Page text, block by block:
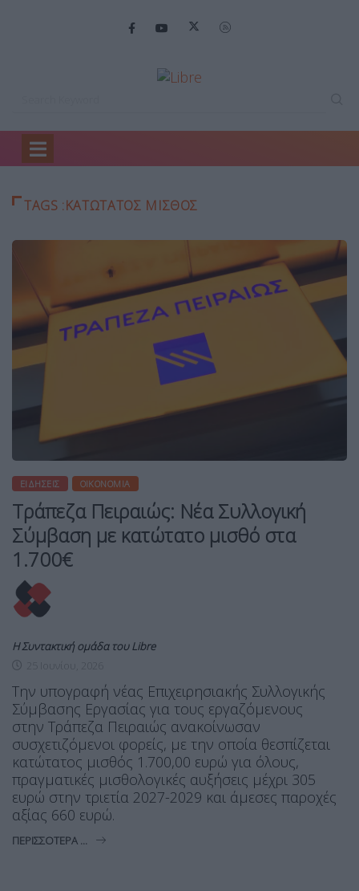
Home
TAGS :ΚΑΤΩΤΑΤΟΣ ΜΙΣΘΟΣ
ΕΙΔΉΣΕΙΣ ΟΙΚΟΝΟΜΊΑ
Τράπεζα Πειραιώς: Νέα Συλλογική
Σύμβαση με κατώτατο μισθό στα
1.700€
Η Συντακτική ομάδα του Libre
Tην υπογραφή νέας Επιχειρησιακής Συλλογικής
Σύμβασης Εργασίας για τους εργαζόμενους
στην Τράπεζα Πειραιώς ανακοίνωσαν
συσχετιζόμενοι φορείς, με την οποία θεσπίζεται
κατώτατος μισθός 1.700,00 ευρώ για όλους,
πραγματικές μισθολογικές αυξήσεις μέχρι 305
ευρώ στην τριετία 2027-2029 και άμεσες παροχές
αξίας 660 ευρώ.
ΠΕΡΙΣΣΌΤΕΡΑ ...